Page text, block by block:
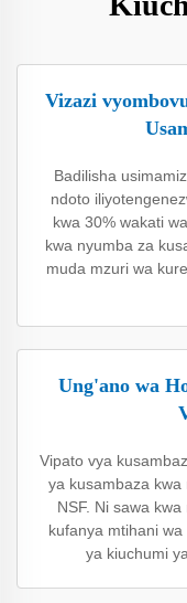
Vizazi
Badilisha
ndoto
kwa 30% wakati
kwa nyumba za
muda mzuri wa
Ung'ano wa
Vipato vya
ya kusambaza
NSF. Ni sawa
kufanya mtihani
ya kiuchumi